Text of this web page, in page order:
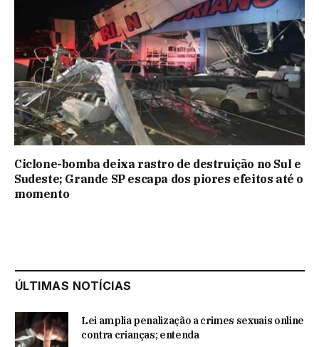
Ciclone-bomba deixa rastro de destruição no Sul e
Sudeste; Grande SP escapa dos piores efeitos até o
momento
ÚLTIMAS NOTÍCIAS
Lei amplia penalização a crimes sexuais online
contra crianças; entenda